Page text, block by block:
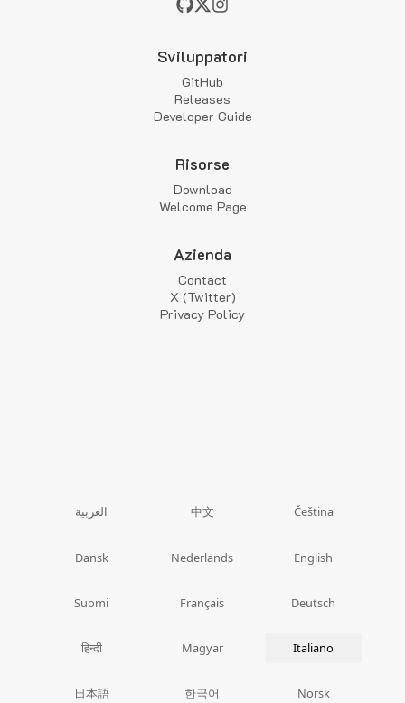
Sviluppatori
GitHub
Releases
Developer Guide
Risorse
Download
Welcome Page
Azienda
Contact
X (Twitter)
Privacy Policy
العربية 中文 Čeština
Dansk Nederlands English
Suomi Français Deutsch
हिन्दी Magyar Italiano
日本語 한국어 Norsk